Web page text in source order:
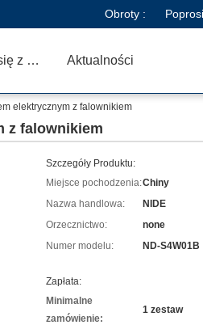
Obroty :
Skontaktuj się z nami Aktualności
elektrycznym z falownikiem
z falownikiem
Szczegóły Produktu:
Miejsce pochodzenia:Chiny
Nazwa handlowa:
NIDE
Orzecznictwo:
none
Numer modelu:
ND-S4W01B
Zapłata:
Minimalne
zamówienie:
1 zestaw